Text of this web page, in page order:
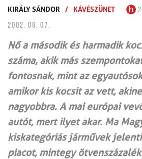
KIRÁLY SÁNDOR / KÁVÉSZÜNET
2002. 09. 07.
Nő a második és harmadik
száma, akik más
fontosnak, mint az
amikor kis kocsit az vett,
nagyobbra. A mai európai
autót, mert ilyet akar. Ma
kiskategóriás járművek
piacot, mintegy